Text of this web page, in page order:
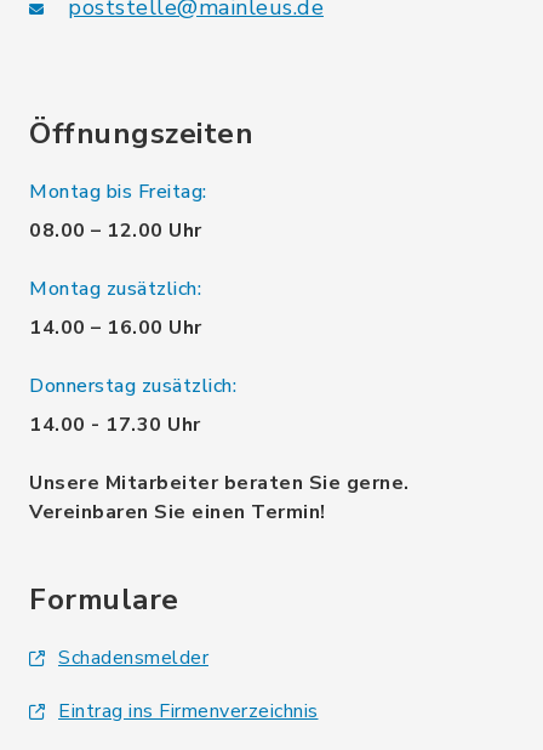
poststelle@mainleus.de
Öffnungszeiten
Montag bis Freitag:
08.00 – 12.00 Uhr
Montag zusätzlich:
14.00 – 16.00 Uhr
Donnerstag zusätzlich:
14.00 - 17.30 Uhr
Unsere Mitarbeiter beraten Sie gerne.
Vereinbaren Sie einen Termin!
Formulare
Schadensmelder
Eintrag ins Firmenverzeichnis